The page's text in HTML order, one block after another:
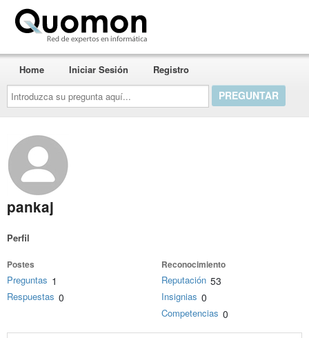
Introduzca
su
pregunta
aquí...
Home Iniciar Sesión Registro
pankaj
Perfil
Postes
Preguntas 1
Respuestas 0
Reconocimiento
Reputación 53
Insignias 0
Competencias 0